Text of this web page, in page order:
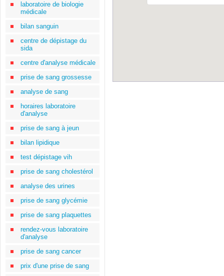
laboratoire de biologie
médicale
bilan sanguin
centre de dépistage du
sida
centre d'analyse médicale
prise de sang grossesse
analyse de sang
horaires laboratoire
d'analyse
prise de sang à jeun
bilan lipidique
test dépistage vih
prise de sang cholestérol
analyse des urines
prise de sang glycémie
prise de sang plaquettes
rendez-vous laboratoire
d'analyse
prise de sang cancer
prix d'une prise de sang